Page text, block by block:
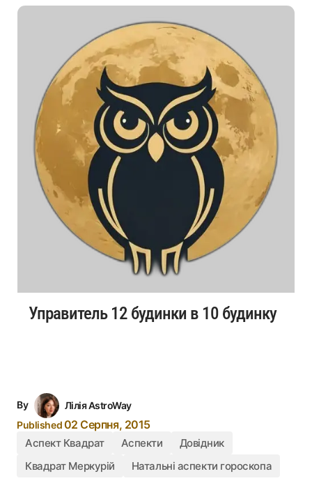
Управитель 12 будинки в 10 будинку
By
Лілія AstroWay
Published02 Серпня, 2015
Аспект Квадрат Аспекти
Довідник
Квадрат Меркурій
Натальні аспекти гороскопа